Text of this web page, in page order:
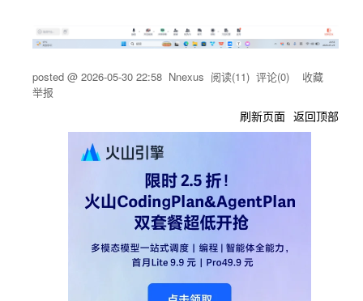
吴峥 前端
https://
om/sig
us/issu
现答案
运势卡
二维码
无
完善了
llm生成
失败兜
底机
制，生
成失败
posted @ 2026-05-30 22:58 Nnexus 阅读(11) 评论(0) 收藏
举报
刷新页面 返回顶部